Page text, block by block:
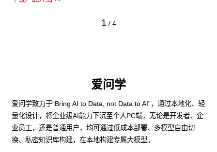
1 / 4
爱问学
爱问学致力于“Bring AI to Data, not Data to AI”，通过本地化、轻
量化设计，将企业级AI能力下沉至个人PC端，无论是开发者、企
业员工，还是普通用户，均可通过低成本部署、多模型自由切
换、私密知识库构建，在本地构建专属大模型。